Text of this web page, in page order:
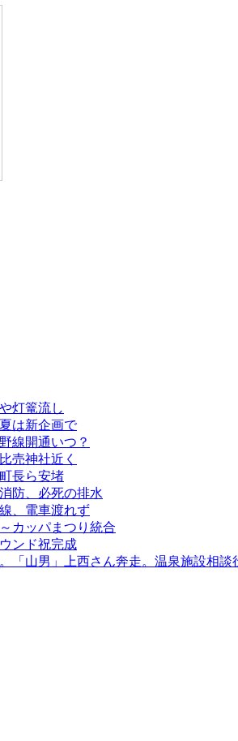
灯篭流し
は新企画で
線開通いつ？
売神社近く
長ら安堵
防、必死の排水
、電車渡れず
カッパまつり統合
ンド祝完成
「山男」上西さん奔走。温泉施設相談